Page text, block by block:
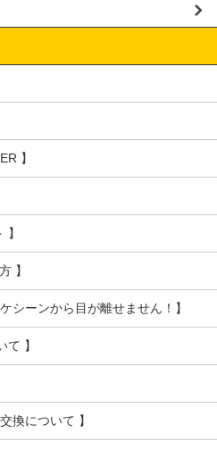
】
】
シーンから目が離せません！】
て 】
換について 】